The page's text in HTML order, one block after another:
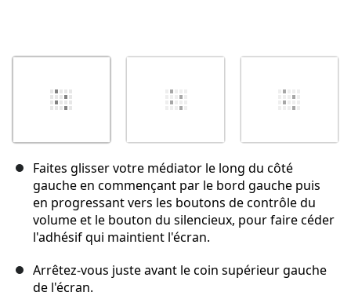
Faites glisser votre médiator le long du côté
gauche en commençant par le bord gauche puis
en progressant vers les boutons de contrôle du
volume et le bouton du silencieux, pour faire céder
l'adhésif qui maintient l'écran.
Arrêtez-vous juste avant le coin supérieur gauche
de l'écran.